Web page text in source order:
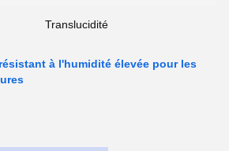
Translucidité
à l'humidité élevée pour les